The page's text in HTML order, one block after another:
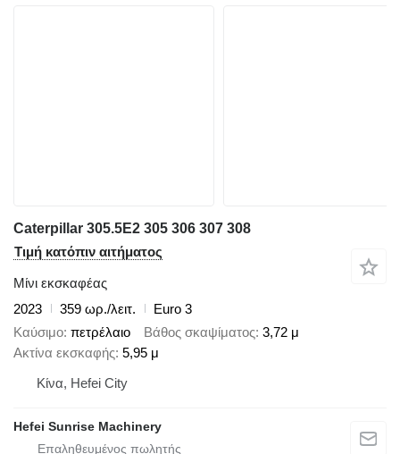
Caterpillar 305.5E2 305 306 307 308
Τιμή κατόπιν αιτήματος
Μίνι εκσκαφέας
2023
359 ωρ./λειτ.
Euro 3
Καύσιμο πετρέλαιο Βάθος σκαψίματος 3,72 μ
Ακτίνα εκσκαφής 5,95 μ
Κίνα, Hefei City
Hefei Sunrise Machinery